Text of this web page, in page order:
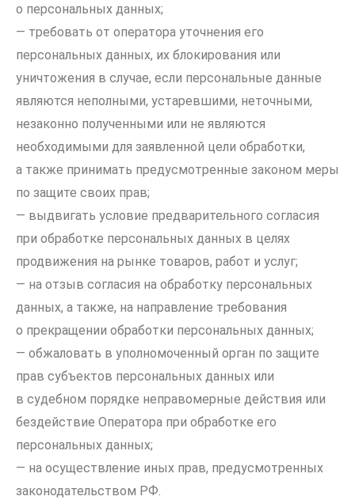
о персональных данных;
— требовать от оператора уточнения его
персональных данных, их блокирования или
уничтожения в случае, если персональные данные
являются неполными, устаревшими, неточными,
незаконно полученными или не являются
необходимыми для заявленной цели обработки,
а также принимать предусмотренные законом меры
по защите своих прав;
— выдвигать условие предварительного согласия
при обработке персональных данных в целях
продвижения на рынке товаров, работ и услуг;
— на отзыв согласия на обработку персональных
данных, а также, на направление требования
о прекращении обработки персональных данных;
— обжаловать в уполномоченный орган по защите
прав субъектов персональных данных или
в судебном порядке неправомерные действия или
бездействие Оператора при обработке его
персональных данных;
— на осуществление иных прав, предусмотренных
законодательством РФ.